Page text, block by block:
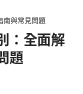
南與常見問題
：全面解
題